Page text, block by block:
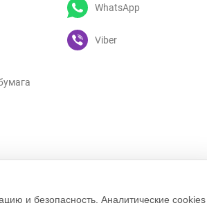
WhatsApp
Viber
и безопасность. Аналитические cookies